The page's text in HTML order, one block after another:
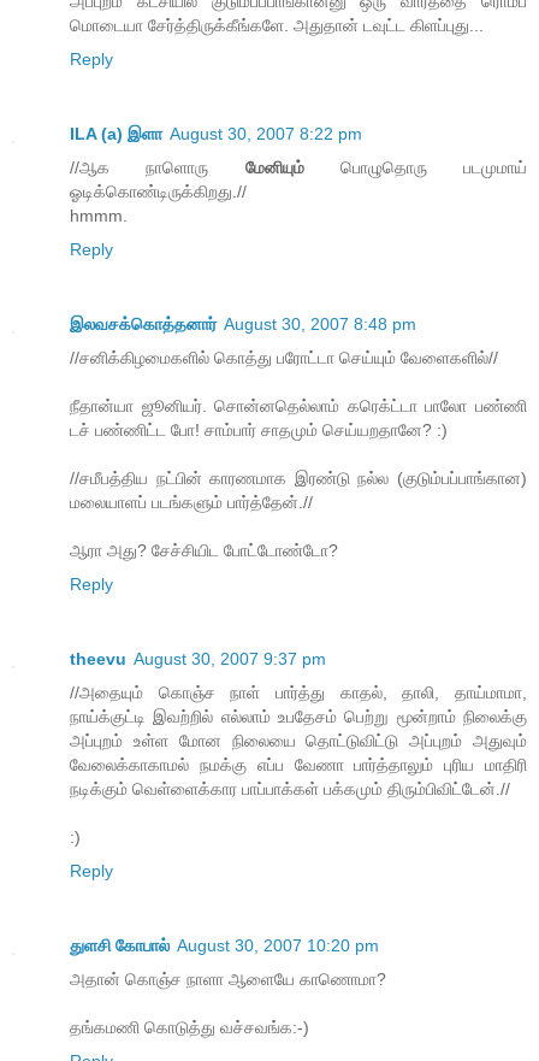
மொடையா சேர்த்திருக்கீங்களே. அதுதான் டவுட்ட கிளப்புது...
Reply
ILA (a) இளா August 30, 2007 8:22 pm
//ஆக நாளொரு மேனியும் பொழுதொரு படமுமாய்
ஓடிக்கொண்டிருக்கிறது.//
hmmm.
Reply
இலவசக்கொத்தனார் August 30, 2007 8:48 pm
//சனிக்கிழமைகளில் கொத்து பரோட்டா செய்யும் வேளைகளில்//
நீதான்யா ஜூனியர். சொன்னதெல்லாம் கரெக்ட்டா பாலோ பண்ணி
டச் பண்ணிட்ட போ! சாம்பார் சாதமும் செய்யறதானே? :)
//சமீபத்திய நட்பின் காரணமாக இரண்டு நல்ல (குடும்பப்பாங்கான)
மலையாளப் படங்களும் பார்த்தேன்.//
ஆரா அது? சேச்சியிட போட்டோண்டோ?
Reply
theevu August 30, 2007 9:37 pm
//அதையும் கொஞ்ச நாள் பார்த்து காதல், தாலி, தாய்மாமா,
நாய்க்குட்டி இவற்றில் எல்லாம் உபதேசம் பெற்று மூன்றாம் நிலைக்கு
அப்புறம் உள்ள மோன நிலையை தொட்டுவிட்டு அப்புறம் அதுவும்
வேலைக்காகாமல் நமக்கு எப்ப வேணா பார்த்தாலும் புரிய மாதிரி
நடிக்கும் வெள்ளைக்கார பாப்பாக்கள் பக்கமும் திரும்பிவிட்டேன்.//
:)
Reply
துளசி கோபால் August 30, 2007 10:20 pm
அதான் கொஞ்ச நாளா ஆளையே காணொமா?
தங்கமணி கொடுத்து வச்சவங்க:-)